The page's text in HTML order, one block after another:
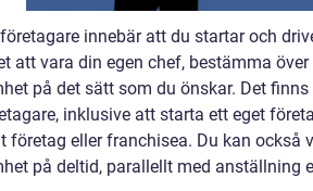
innebär att du startar och
att vara din egen chef, bestämma
på det sätt som du önskar. Det
inklusive att starta ett eget
företag eller franchisea. Du kan också
på deltid, parallellt med anställning